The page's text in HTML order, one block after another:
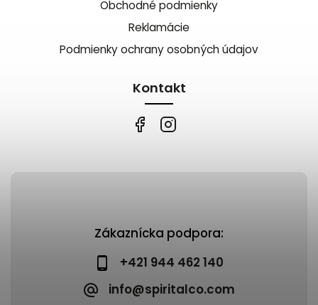
Zákaznícka podpora:
+421 944 462 140
info@spiritalco.com
Obchodné podmienky
Reklamácie
Podmienky ochrany osobných údajov
Kontakt